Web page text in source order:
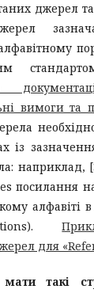
джерел
вимоги та
із
наприклад,
посилання
алфавіті
для
такі